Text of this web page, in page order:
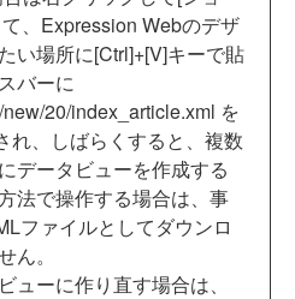
、Expression Webのデザ
い場所に[Ctrl]+[V]キーで貼
バーに
new/20/index_article.xml を
れ、しばらくすると、複数
データビューを作成する
法で操作する場合は、事
ファイルとしてダウンロ
ん。
ューに作り直す場合は、